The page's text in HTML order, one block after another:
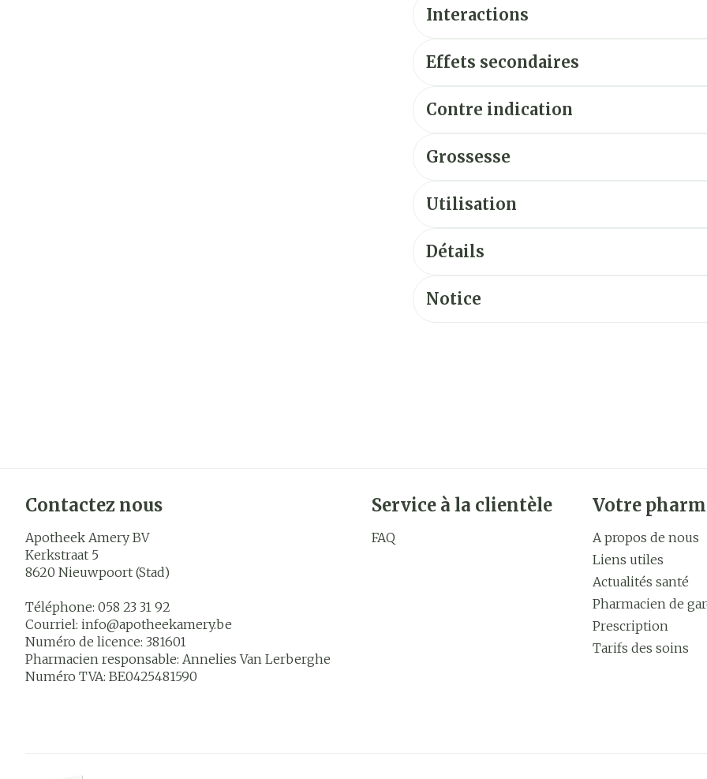
Interactions
Effets secondaires
Contre indication
Grossesse
Utilisation
Détails
Notice
Contactez nous
Apotheek Amery BV
Kerkstraat 5
8620 Nieuwpoort (Stad)
Téléphone: 058 23 31 92
Courriel: info@apotheekamery.be
Numéro de licence: 381601
Pharmacien responsable: Annelies Van Lerberghe
Numéro TVA: BE0425481590
Service à la clientèle
FAQ
Votre
A propos de nous
Liens utiles
Actualités santé
Pharmacien de
Prescription
Tarifs des soins